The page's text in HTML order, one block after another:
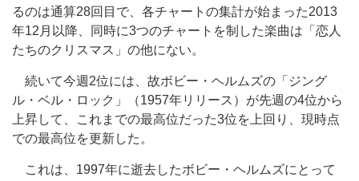
るのは通算28回目で、各チャートの集計が始まった2013
年12月以降、同時に3つのチャートを制した楽曲は「恋人
たちのクリスマス」の他にない。
続いて今週2位には、故ボビー・ヘルムズの「ジング
ル・ベル・ロック」（1957年リリース）が先週の4位から
上昇して、これまでの最高位だった3位を上回り、現時点
での最高位を更新した。
これは、1997年に逝去したボビー・ヘルムズにとって